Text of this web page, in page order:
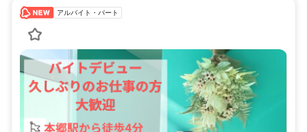
アルバイト・パート